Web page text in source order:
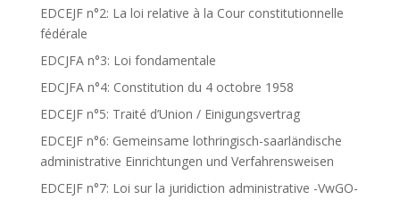
EDCEJF n°2: La loi relative à la Cour constitutionnelle
fédérale
EDCJFA n°3: Loi fondamentale
EDCJFA n°4: Constitution du 4 octobre 1958
EDCEJF n°5: Traité d’Union / Einigungsvertrag
EDCEJF n°6: Gemeinsame lothringisch-saarländische
administrative Einrichtungen und Verfahrensweisen
EDCEJF n°7: Loi sur la juridiction administrative -VwGO-